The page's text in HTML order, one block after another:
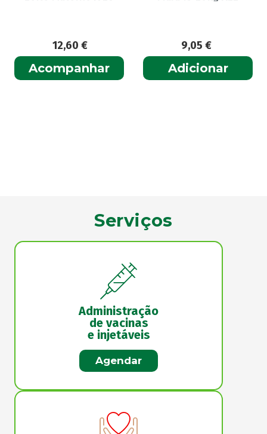
12,60€
Acompanhar
9,05€
Adicionar
Serviços
Administração
de vacinas
e injetáveis
Agendar